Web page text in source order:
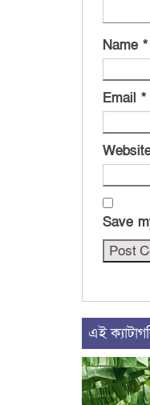
Name *
Email *
Save
এই